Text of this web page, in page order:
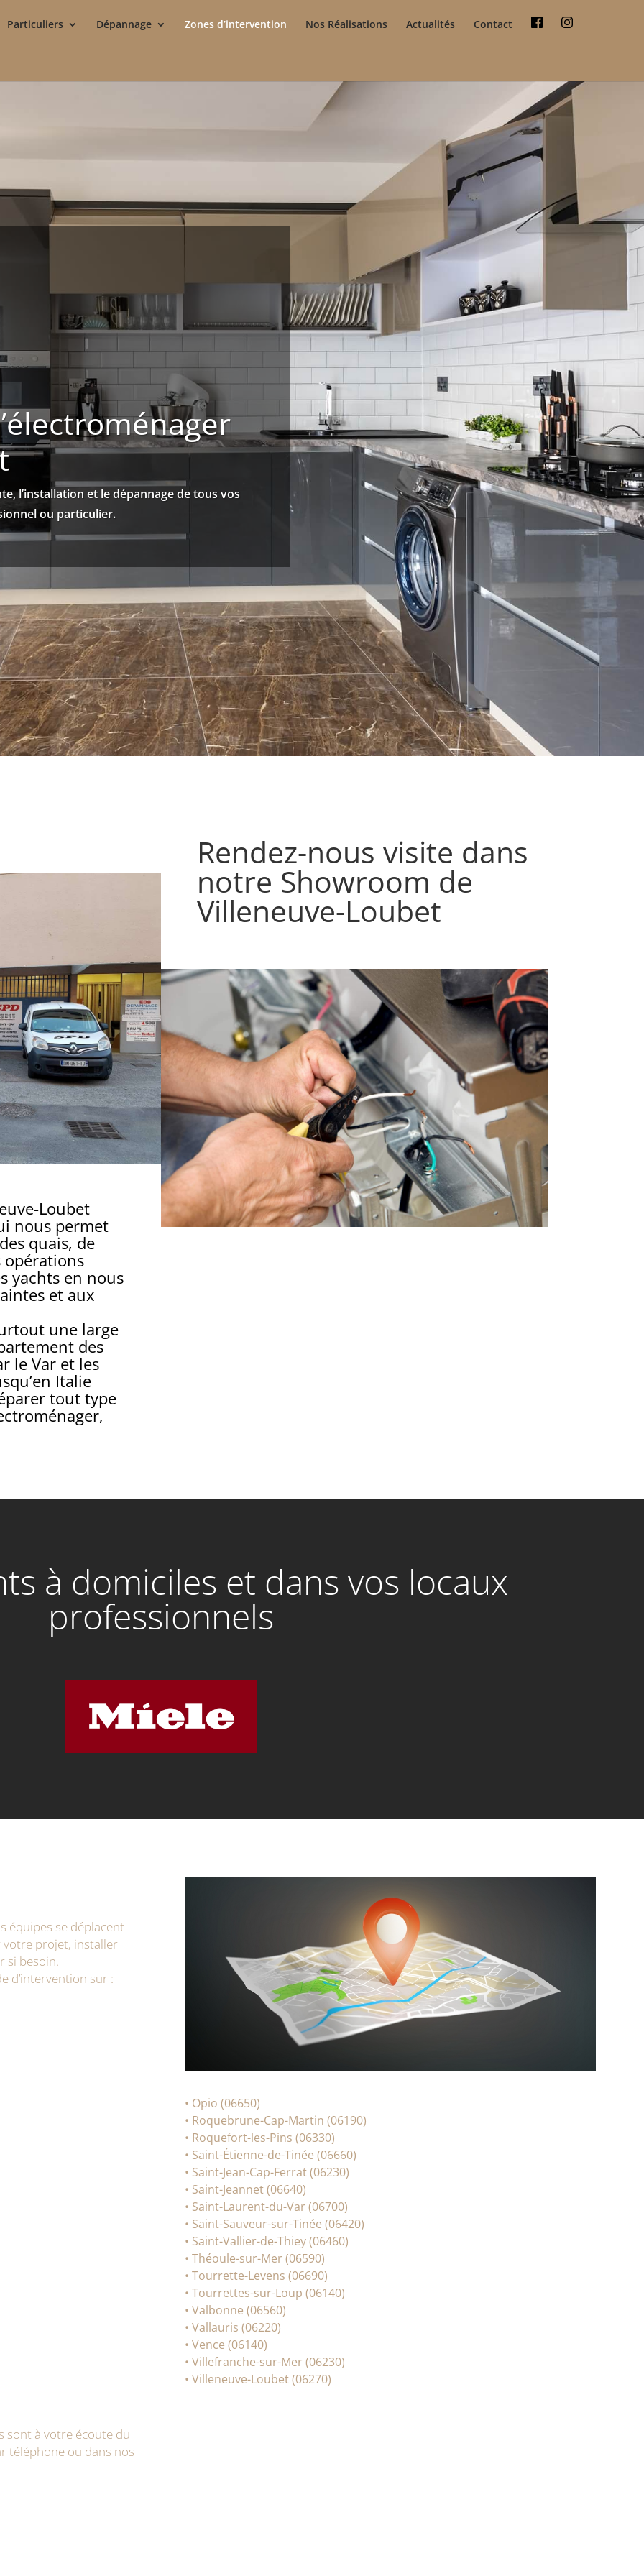
Particuliers Dépannage Zones d’intervention Nos Réalisations Actualités Contact
l’installation et le dépannage de tous vos
ou particulier.
Loubet
nous permet
quais, de
opérations
yachts en nous
et aux
une large
des
le Var et les
Italie
tout type
Rendez-nous visite dans
notre Showroom de
Villeneuve-Loubet
à domiciles et dans vos locaux
professionnels
équipes se déplacent
votre projet, installer
si besoin.
d’intervention sur :
sont à votre écoute du
téléphone ou dans nos
• Opio (06650)
• Roquebrune-Cap-Martin (06190)
• Roquefort-les-Pins (06330)
• Saint-Étienne-de-Tinée (06660)
• Saint-Jean-Cap-Ferrat (06230)
• Saint-Jeannet (06640)
• Saint-Laurent-du-Var (06700)
• Saint-Sauveur-sur-Tinée (06420)
• Saint-Vallier-de-Thiey (06460)
• Théoule-sur-Mer (06590)
• Tourrette-Levens (06690)
• Tourrettes-sur-Loup (06140)
• Valbonne (06560)
• Vallauris (06220)
• Vence (06140)
• Villefranche-sur-Mer (06230)
• Villeneuve-Loubet (06270)